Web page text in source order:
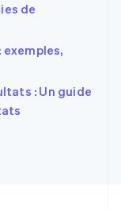
de
: Un guide